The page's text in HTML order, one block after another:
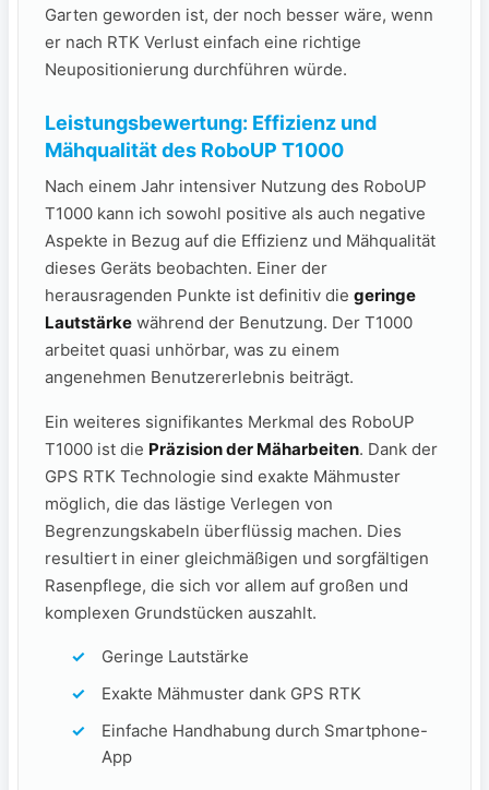
Garten geworden ist, der noch besser wäre, wenn
er nach RTK Verlust einfach eine richtige
Neupositionierung durchführen würde.
Leistungsbewertung: Effizienz und
Mähqualität des ​RoboUP T1000
Nach einem Jahr intensiver Nutzung des RoboUP ​
T1000 kann ich sowohl positive als auch negative
Aspekte in Bezug auf‍ die ​Effizienz und‌ Mähqualität
dieses Geräts beobachten. Einer der
herausragenden⁤ Punkte ist definitiv ⁢die geringe
Lautstärke während der Benutzung. Der T1000
arbeitet quasi unhörbar, was zu einem
angenehmen Benutzererlebnis beiträgt.
Ein weiteres signifikantes Merkmal des RoboUP
T1000 ist die Präzision der Mäharbeiten. Dank der
‌GPS RTK ⁣Technologie sind exakte Mähmuster
möglich, die das lästige Verlegen von
Begrenzungskabeln überflüssig machen. Dies
resultiert ‌in einer gleichmäßigen und sorgfältigen
Rasenpflege, die sich vor allem auf großen und
komplexen Grundstücken auszahlt.
Geringe Lautstärke
Exakte Mähmuster ⁢dank GPS ​RTK
Einfache Handhabung ‌durch Smartphone-
App